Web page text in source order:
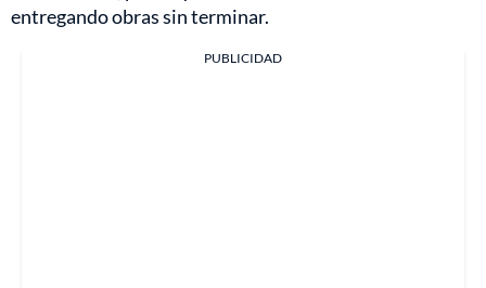
entregando obras sin terminar.
PUBLICIDAD